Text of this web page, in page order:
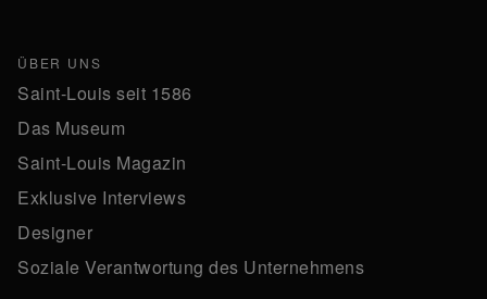
ÜBER UNS
Saint-Louis seit 1586
Das Museum
Saint-Louis Magazin
Exklusive Interviews
Designer
Soziale Verantwortung des Unternehmens